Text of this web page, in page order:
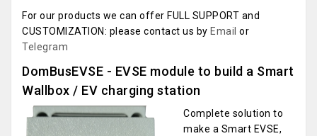
For our products we can offer FULL SUPPORT and
CUSTOMIZATION: please contact us by Email or
Telegram
DomBusEVSE - EVSE module to build a Smart
Wallbox / EV charging station
Complete solution to
make a Smart EVSE,